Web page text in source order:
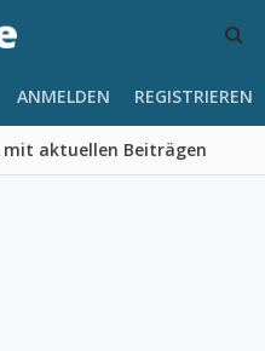
mit aktuellen Beiträgen
ANMELDEN REGISTRIEREN